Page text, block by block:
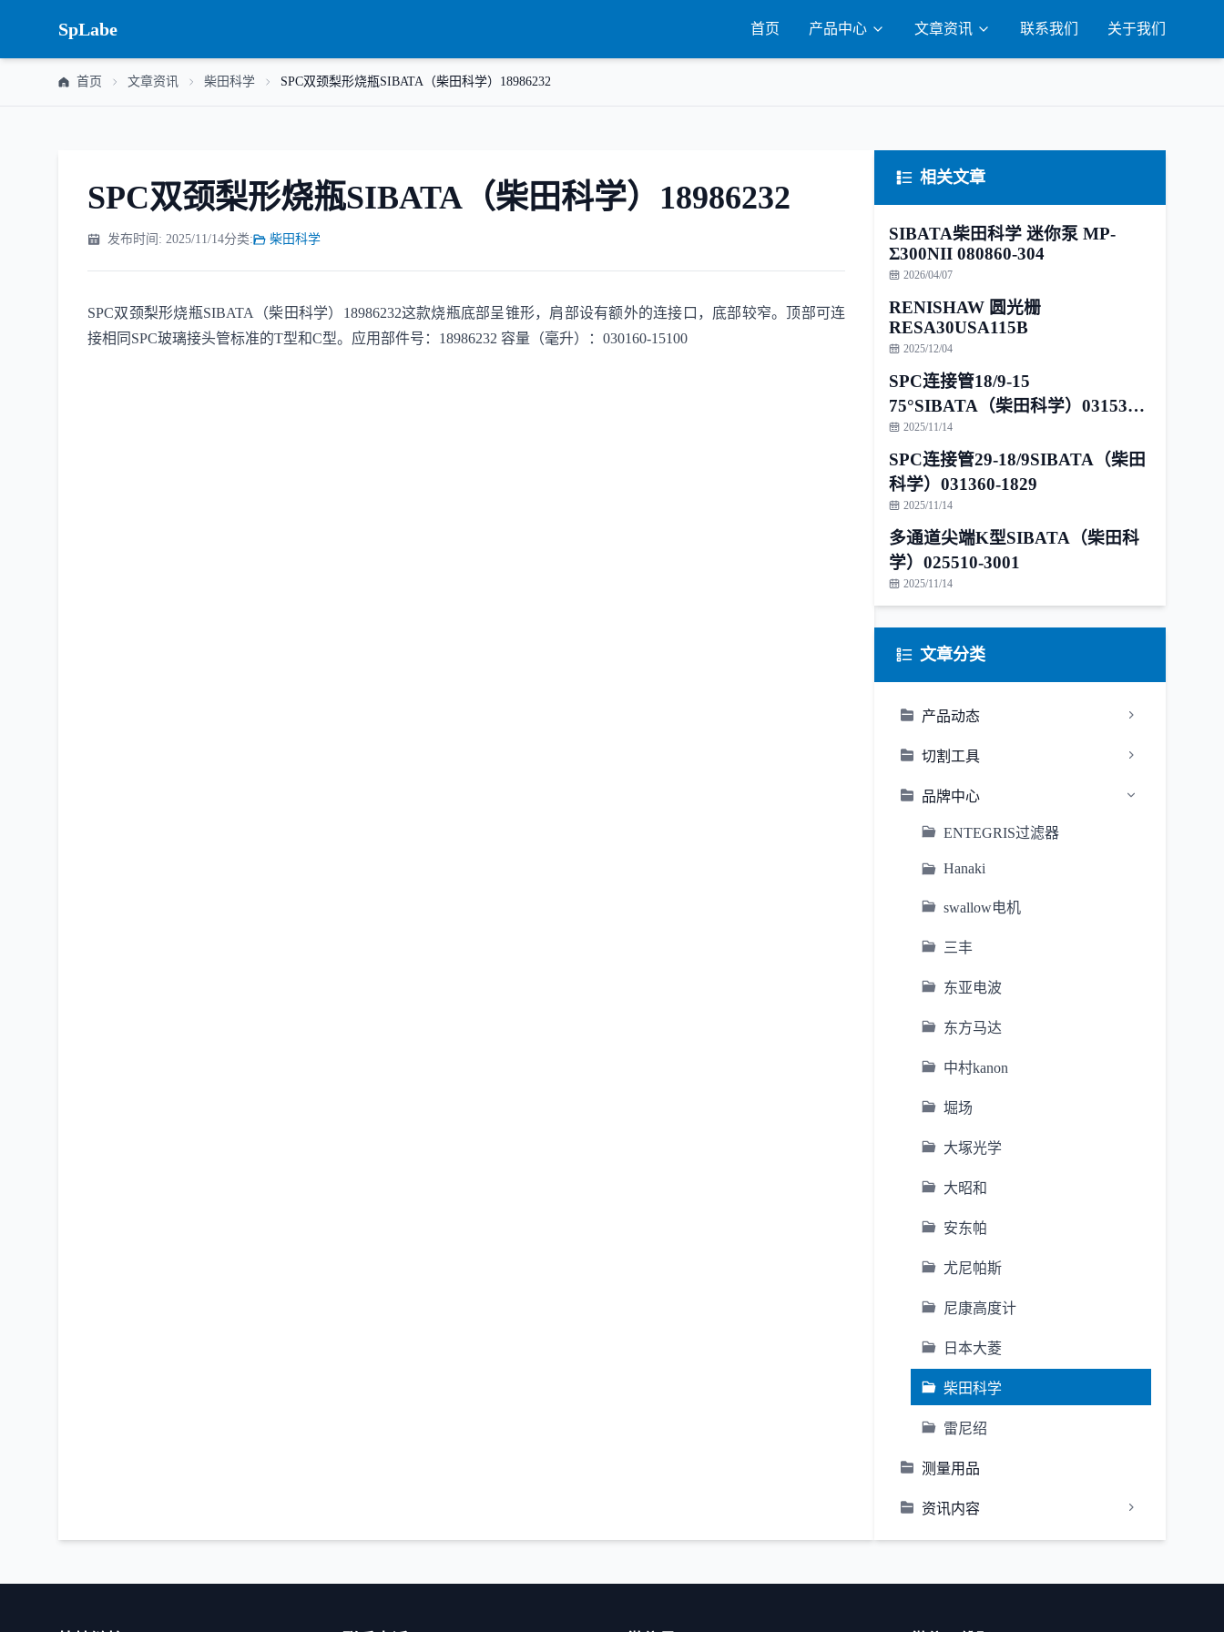
SpLabe 首页 产品中心 文章资讯 联系我们 关于我们
首页 文章资讯 柴田科学 SPC双颈梨形烧瓶SIBATA（柴田科学）18986232
SPC双颈梨形烧瓶SIBATA（柴田科学）18986232
发布时间: 2025/11/14分类: 柴田科学
SPC双颈梨形烧瓶SIBATA（柴田科学）18986232这款烧瓶底部呈锥形，肩部设有额外的连接口，底部较窄。顶部可连
接相同SPC玻璃接头管标准的T型和C型。应用部件号：18986232 容量（毫升）：030160-15100
相关文章
SIBATA柴田科学 迷你泵 MP-
Σ300NII 080860-304
2026/04/07
RENISHAW 圆光栅
RESA30USA115B
2025/12/04
SPC连接管18/9-15
75°SIBATA（柴田科学）031530-
1815
2025/11/14
SPC连接管29-18/9SIBATA（柴田
科学）031360-1829
2025/11/14
多通道尖端K型SIBATA（柴田科
学）025510-3001
2025/11/14
文章分类
产品动态
切割工具
品牌中心
ENTEGRIS过滤器
Hanaki
swallow电机
三丰
东亚电波
东方马达
中村kanon
堀场
大塚光学
大昭和
安东帕
尤尼帕斯
尼康高度计
日本大菱
柴田科学
雷尼绍
测量用品
资讯内容